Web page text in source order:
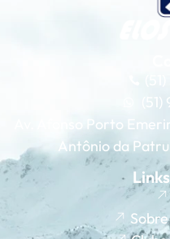
Av. Afonso Porto
Antônio da